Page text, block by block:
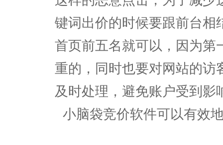
键词出价的时候要跟前台相
首页前五名就可以，因为第
重的，同时也要对网站的访
及时处理，避免账户受到影
小脑袋竞价软件可以有效